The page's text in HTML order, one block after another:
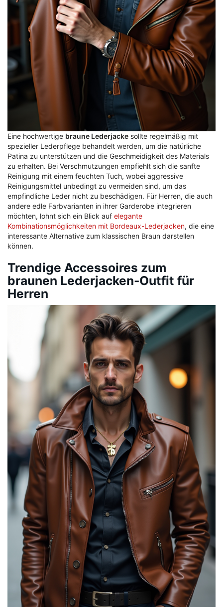
Eine hochwertige braune Lederjacke sollte regelmäßig mit
spezieller Lederpflege behandelt werden, um die natürliche
Patina zu unterstützen und die Geschmeidigkeit des Materials
zu erhalten. Bei Verschmutzungen empfiehlt sich die sanfte
Reinigung mit einem feuchten Tuch, wobei aggressive
Reinigungsmittel unbedingt zu vermeiden sind, um das
empfindliche Leder nicht zu beschädigen. Für Herren, die auch
andere edle Farbvarianten in ihrer Garderobe integrieren
möchten, lohnt sich ein Blick auf elegante
Kombinationsmöglichkeiten mit Bordeaux-Lederjacken, die eine
interessante Alternative zum klassischen Braun darstellen
können.
Trendige Accessoires zum
braunen Lederjacken-Outfit für
Herren